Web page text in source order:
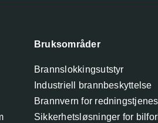
Bruksområder
Brannslokkingsutstyr
Industriell brannbeskyttelse
Brannvern for
Sikkerhetsløsninger for